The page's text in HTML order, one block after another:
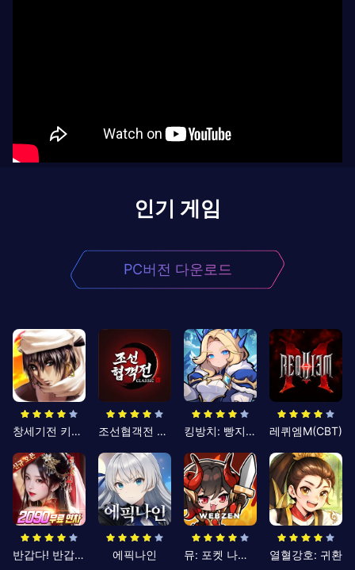
인기 게임
PC버전 다운로드
창세기전 키우기 조선협객전 클래식 킹방치: 빵지의 제왕 레퀴엠M(CBT)
반갑다! 반갑삼국지 에픽나인 뮤: 포켓 나이츠 열혈강호: 귀환